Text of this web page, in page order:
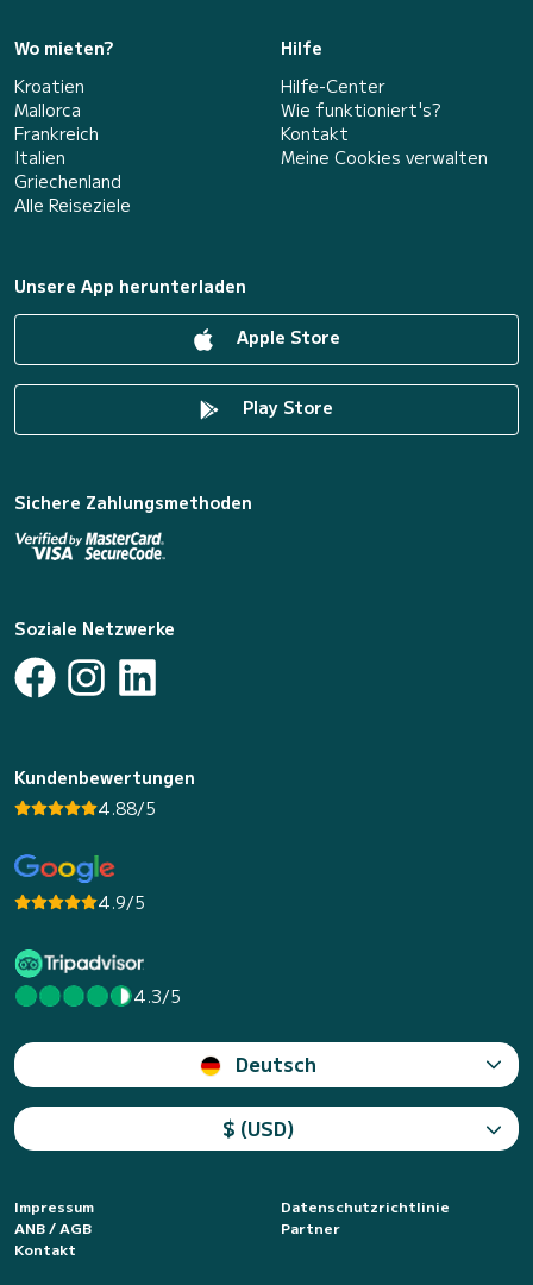
Wo mieten?
Kroatien
Mallorca
Frankreich
Italien
Griechenland
Alle Reiseziele
Hilfe
Hilfe-Center
Wie funktioniert's?
Kontakt
Meine Cookies verwalten
Unsere App herunterladen
Apple Store
Play Store
Sichere Zahlungsmethoden
Soziale Netzwerke
Kundenbewertungen
4.88/5
4.9/5
4.3/5
Deutsch
$ (USD)
Impressum
Datenschutzrichtlinie
ANB / AGB
Partner
Kontakt